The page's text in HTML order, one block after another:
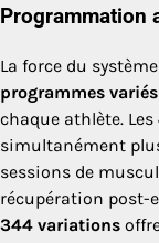
Programmation
La force du
programmes variés
chaque athlète. Les
simultanément
sessions de
récupération post-
344 variations